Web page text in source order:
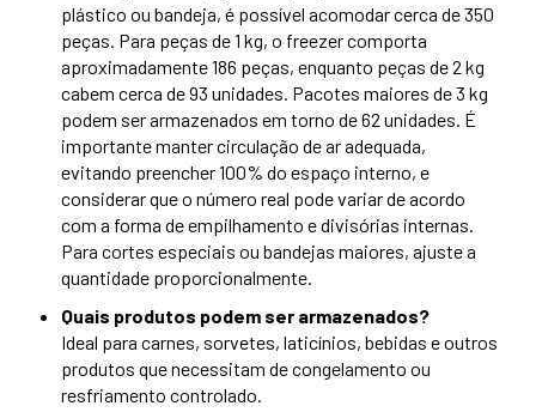
plástico ou bandeja, é possível acomodar cerca de 350
peças. Para peças de 1 kg, o freezer comporta
aproximadamente 186 peças, enquanto peças de 2 kg
cabem cerca de 93 unidades. Pacotes maiores de 3 kg
podem ser armazenados em torno de 62 unidades. É
importante manter circulação de ar adequada,
evitando preencher 100% do espaço interno, e
considerar que o número real pode variar de acordo
com a forma de empilhamento e divisórias internas.
Para cortes especiais ou bandejas maiores, ajuste a
quantidade proporcionalmente.
Quais produtos podem ser armazenados?
Ideal para carnes, sorvetes, laticínios, bebidas e outros
produtos que necessitam de congelamento ou
resfriamento controlado.